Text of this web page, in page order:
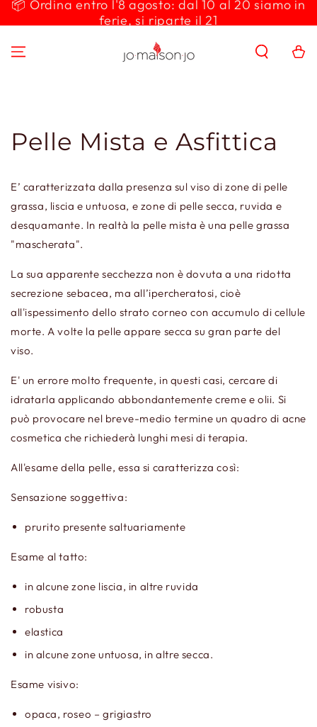
PASSA AL
📦 Ordina entro l'8 agosto: dal 10 al 20 siamo in
ferie, si riparte il 21
Carello
Pelle Mista e Asfittica
E’ caratterizzata dalla presenza sul viso di zone di pelle
grassa, liscia e untuosa, e zone di pelle secca, ruvida e
desquamante. In realtà la pelle mista è una pelle grassa
"mascherata".
La sua apparente secchezza non è dovuta a una ridotta
secrezione sebacea, ma all’ipercheratosi, cioè
all'ispessimento dello strato corneo con accumulo di cellule
morte. A volte la pelle appare secca su gran parte del
viso.
E' un errore molto frequente, in questi casi, cercare di
idratarla applicando abbondantemente creme e olii. Si
può provocare nel breve-medio termine un quadro di acne
cosmetica che richiederà lunghi mesi di terapia.
All'esame della pelle, essa si caratterizza così:
Sensazione soggettiva:
prurito presente saltuariamente
Esame al tatto:
in alcune zone liscia, in altre ruvida
robusta
elastica
in alcune zone untuosa, in altre secca.
Esame visivo:
opaca, roseo – grigiastro